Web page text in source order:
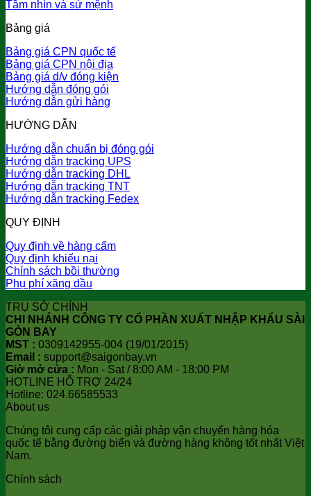
Tầm nhìn và sứ mệnh
Bảng giá
Bảng giá CPN quốc tế
Bảng giá CPN nội địa
Bảng giá d/v đóng kiện
Hướng dẫn đóng gói
Hướng dẫn gửi hàng
HƯỚNG DẪN
Hướng dẫn chuẩn bị đóng gói
Hướng dẫn tracking UPS
Hướng dẫn tracking DHL
Hướng dẫn tracking TNT
Hướng dẫn tracking Fedex
QUY ĐỊNH
Quy định về hàng cấm
Quy định khiếu nại
Chính sách bồi thường
Phụ phí xăng dầu
TRỤ SỞ CHÍNH
CHI NHÁNH CÔNG TY CỔ PHẦN XUẤT NHẬP KHẨU SÀI
GÒN BAY
MST : 0309142955-004 (19/01/2015)
Email : support@saigonbay.vn
Giờ mở cửa : Mon - Sat / 8:00 AM - 18:00 PM
HOTLINE HỖ TRỢ 24/24
Hotline: 024.66585533
About us
Chúng tôi cung cấp các giải pháp vận chuyển hàng hóa
quốc tế bằng đường biển và đường hàng không tốt nhất Việt
Nam.
Chính sách